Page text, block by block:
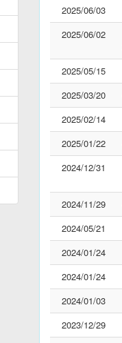
2025/06/03
2025/06/02
2025/05/15
2025/03/20
2025/02/14
2025/01/22
2024/12/31
2024/11/29
2024/05/21
2024/01/24
2024/01/24
2024/01/03
2023/12/29